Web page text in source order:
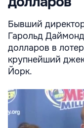
Бывший
Гарольд
долларов в
крупнейший
Йорк.